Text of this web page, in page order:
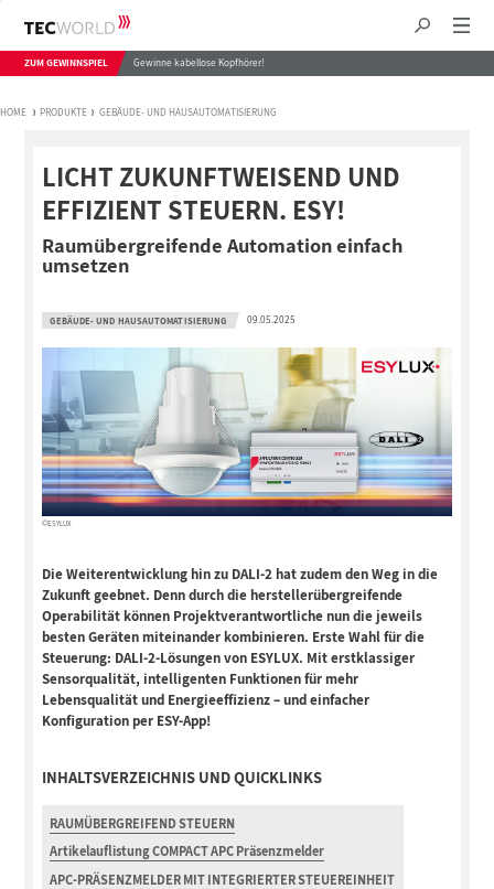
ZUM GEWINNSPIEL Gewinne kabellose Kopfhörer!
HOME PRODUKTE GEBÄUDE- UND HAUSAUTOMATISIERUNG
LICHT ZUKUNFTWEISEND UND
EFFIZIENT STEUERN. ESY!
Raumübergreifende Automation einfach
umsetzen
GEBÄUDE- UND HAUSAUTOMATISIERUNG 09.05.2025
©ESYLUX
Die Weiterentwicklung hin zu DALI-2 hat zudem den Weg in die
Zukunftgeebnet. Denn durch die herstellerübergreifende
Operabilität können Projektverantwortliche nun die jeweils
besten Geräten miteinander kombinieren. Erste Wahl für die
Steuerung: DALI-2-Lösungen von ESYLUX. Miterstklassiger
Sensorqualität, intelligenten Funktionen für mehr
Lebensqualitätund Energieeffizienz – und einfacher
Konfiguration per ESY-App!
INHALTSVERZEICHNIS UND QUICKLINKS
RAUMÜBERGREIFEND STEUERN
Artikelauflistung COMPACT APC Präsenzmelder
APC-PRÄSENZMELDER MIT INTEGRIERTER STEUEREINHEIT